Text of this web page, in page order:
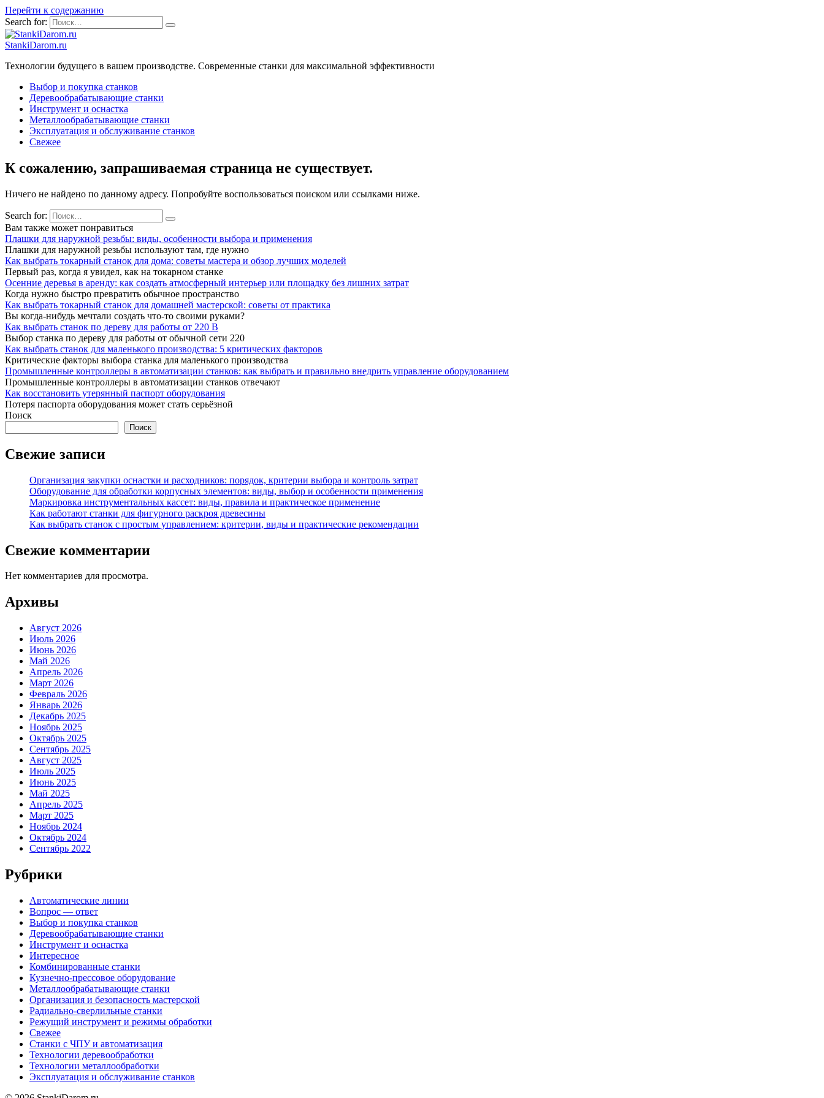
Перейти к содержанию
Search for:
StankiDarom.ru
Технологии будущего в вашем производстве. Современные станки для максимальной эффективности
Выбор и покупка станков
Деревообрабатывающие станки
Инструмент и оснастка
Металлообрабатывающие станки
Эксплуатация и обслуживание станков
Свежее
К сожалению, запрашиваемая страница не существует.
Ничего не найдено по данному адресу. Попробуйте воспользоваться поиском или ссылками ниже.
Search for:
Вам также может понравиться
Плашки для наружной резьбы: виды, особенности выбора и применения
Плашки для наружной резьбы используют там, где нужно
Как выбрать токарный станок для дома: советы мастера и обзор лучших моделей
Первый раз, когда я увидел, как на токарном станке
Осенние деревья в аренду: как создать атмосферный интерьер или площадку без лишних затрат
Когда нужно быстро превратить обычное пространство
Как выбрать токарный станок для домашней мастерской: советы от практика
Вы когда-нибудь мечтали создать что-то своими руками?
Как выбрать станок по дереву для работы от 220 В
Выбор станка по дереву для работы от обычной сети 220
Как выбрать станок для маленького производства: 5 критических факторов
Критические факторы выбора станка для маленького производства
Промышленные контроллеры в автоматизации станков: как выбрать и правильно внедрить управление оборудованием
Промышленные контроллеры в автоматизации станков отвечают
Как восстановить утерянный паспорт оборудования
Потеря паспорта оборудования может стать серьёзной
Поиск
Поиск
Свежие записи
Организация закупки оснастки и расходников: порядок, критерии выбора и контроль затрат
Оборудование для обработки корпусных элементов: виды, выбор и особенности применения
Маркировка инструментальных кассет: виды, правила и практическое применение
Как работают станки для фигурного раскроя древесины
Как выбрать станок с простым управлением: критерии, виды и практические рекомендации
Свежие комментарии
Нет комментариев для просмотра.
Архивы
Август 2026
Июль 2026
Июнь 2026
Май 2026
Апрель 2026
Март 2026
Февраль 2026
Январь 2026
Декабрь 2025
Ноябрь 2025
Октябрь 2025
Сентябрь 2025
Август 2025
Июль 2025
Июнь 2025
Май 2025
Апрель 2025
Март 2025
Ноябрь 2024
Октябрь 2024
Сентябрь 2022
Рубрики
Автоматические линии
Вопрос — ответ
Выбор и покупка станков
Деревообрабатывающие станки
Инструмент и оснастка
Интересное
Комбинированные станки
Кузнечно-прессовое оборудование
Металлообрабатывающие станки
Организация и безопасность мастерской
Радиально-сверлильные станки
Режущий инструмент и режимы обработки
Свежее
Станки с ЧПУ и автоматизация
Технологии деревообработки
Технологии металлообработки
Эксплуатация и обслуживание станков